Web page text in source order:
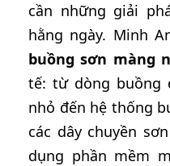
cần những giải
hằng ngày. Minh
buồng sơn màng
tế: từ dòng buồng
nhỏ đến hệ thống
các dây chuyền
dụng phần mềm